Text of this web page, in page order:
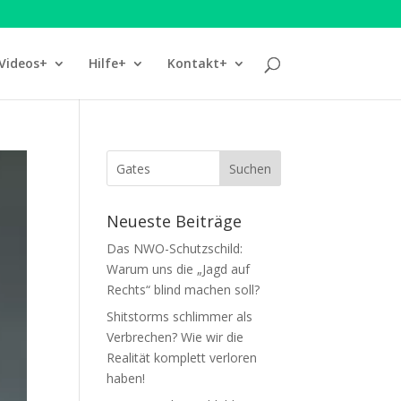
Hilfe+ Kontakt+
Neueste Beiträge
Das NWO-Schutzschild:
Warum uns die „Jagd auf
Rechts“ blind machen soll?
Shitstorms schlimmer als
Verbrechen? Wie wir die
Realität komplett verloren
haben!